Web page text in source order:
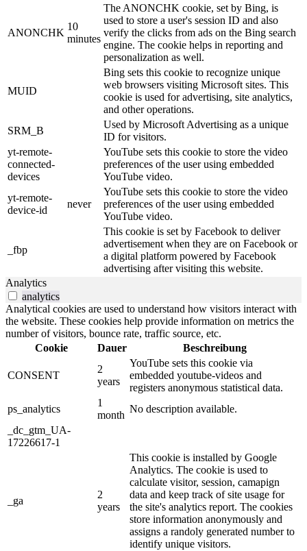
ANONCHK
10
minutes
The ANONCHK cookie, set by Bing, is
used to store a user's session ID and also
verify the clicks from ads on the Bing search
engine. The cookie helps in reporting and
personalization as well.
MUID
Bing sets this cookie to recognize unique
web browsers visiting Microsoft sites. This
cookie is used for advertising, site analytics,
and other operations.
SRM_B
Used by Microsoft Advertising as a unique
ID for visitors.
yt-remote-
connected-
devices
YouTube sets this cookie to store the video
preferences of the user using embedded
YouTube video.
yt-remote-
device-id
never
YouTube sets this cookie to store the video
preferences of the user using embedded
YouTube video.
_fbp
This cookie is set by Facebook to deliver
advertisement when they are on Facebook or
a digital platform powered by Facebook
advertising after visiting this website.
Analytics
analytics
Analytical cookies are used to understand how visitors interact with
the website. These cookies help provide information on metrics the
number of visitors, bounce rate, traffic source, etc.
Cookie
Dauer Beschreibung
CONSENT
2
years
YouTube sets this cookie via
embedded youtube-videos and
registers anonymous statistical data.
ps_analytics
1
month
No description available.
_dc_gtm_UA-
17226617-1
_ga
2
years
This cookie is installed by Google
Analytics. The cookie is used to
calculate visitor, session, camapign
data and keep track of site usage for
the site's analytics report. The cookies
store information anonymously and
assigns a randoly generated number to
identify unique visitors.